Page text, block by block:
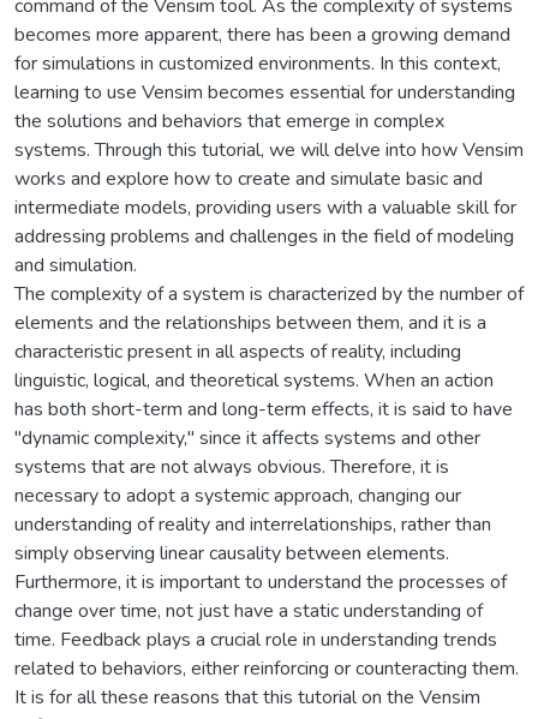
command of the Vensim tool. As the complexity of systems
becomes more apparent, there has been a growing demand
for simulations in customized environments. In this context,
learning to use Vensim becomes essential for understanding
the solutions and behaviors that emerge in complex
systems. Through this tutorial, we will delve into how Vensim
works and explore how to create and simulate basic and
intermediate models, providing users with a valuable skill for
addressing problems and challenges in the field of modeling
and simulation.
The complexity of a system is characterized by the number of
elements and the relationships between them, and it is a
characteristic present in all aspects of reality, including
linguistic, logical, and theoretical systems. When an action
has both short-term and long-term effects, it is said to have
"dynamic complexity," since it affects systems and other
systems that are not always obvious. Therefore, it is
necessary to adopt a systemic approach, changing our
understanding of reality and interrelationships, rather than
simply observing linear causality between elements.
Furthermore, it is important to understand the processes of
change over time, not just have a static understanding of
time. Feedback plays a crucial role in understanding trends
related to behaviors, either reinforcing or counteracting them.
It is for all these reasons that this tutorial on the Vensim